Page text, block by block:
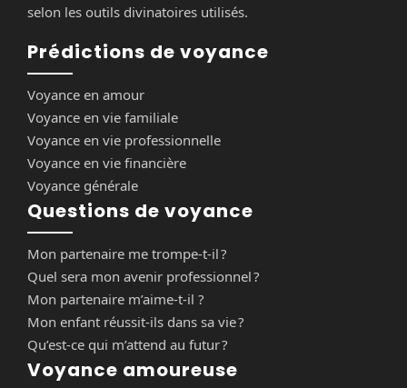
selon les outils divinatoires utilisés.
Prédictions de voyance
Voyance en amour
Voyance en vie familiale
Voyance en vie professionnelle
Voyance en vie financière
Voyance générale
Questions de voyance
Mon partenaire me trompe-t-il ?
Quel sera mon avenir professionnel ?
Mon partenaire m’aime-t-il ?
Mon enfant réussit-ils dans sa vie ?
Qu’est-ce qui m’attend au futur ?
Voyance amoureuse